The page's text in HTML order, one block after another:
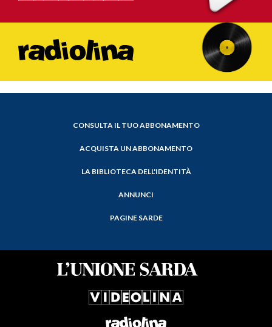
CONSULTA IL TUO ABBONAMENTO
ACQUISTA UN ABBONAMENTO
LA BIBLIOTECA DELL'IDENTITÀ
ANNUNCI
PAGINE SARDE